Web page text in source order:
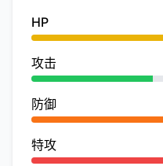
HP
攻击
防御
特攻